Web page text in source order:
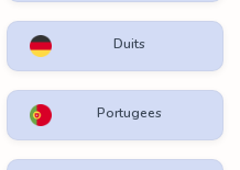
Duits
Portugees